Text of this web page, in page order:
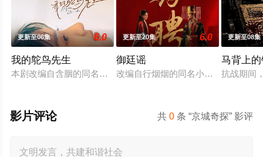
更新至06集 6.0
我的鸵鸟先生
本剧改编自含胭的同名小说，讲述了邻家女孩庞倩（苏晓彤 饰
更新至20集 6.0
御廷谣
改编自行烟烟的同名小说。孟廷辉，
更新至08集
马背上
抗战期间
共0 条 “京城奇探” 影评
影片评论